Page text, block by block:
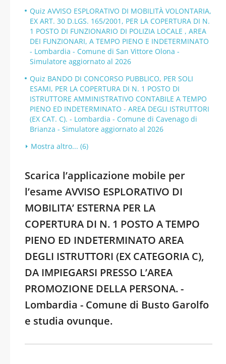
Quiz AVVISO ESPLORATIVO DI MOBILITÀ VOLONTARIA,
EX ART. 30 D.LGS. 165/2001, PER LA COPERTURA DI N.
1 POSTO DI FUNZIONARIO DI POLIZIA LOCALE , AREA
DEI FUNZIONARI, A TEMPO PIENO E INDETERMINATO
- Lombardia - Comune di San Vittore Olona -
Simulatore aggiornato al 2026
Quiz BANDO DI CONCORSO PUBBLICO, PER SOLI
ESAMI, PER LA COPERTURA DI N. 1 POSTO DI
ISTRUTTORE AMMINISTRATIVO CONTABILE A TEMPO
PIENO ED INDETERMINATO - AREA DEGLI ISTRUTTORI
(EX CAT. C). - Lombardia - Comune di Cavenago di
Brianza - Simulatore aggiornato al 2026
Mostra altro... (6)
Scarica l’applicazione mobile per
l’esame AVVISO ESPLORATIVO DI
MOBILITA’ ESTERNA PER LA
COPERTURA DI N. 1 POSTO A TEMPO
PIENO ED INDETERMINATO AREA
DEGLI ISTRUTTORI (EX CATEGORIA C),
DA IMPIEGARSI PRESSO L’AREA
PROMOZIONE DELLA PERSONA. -
Lombardia - Comune di Busto Garolfo
e studia ovunque.